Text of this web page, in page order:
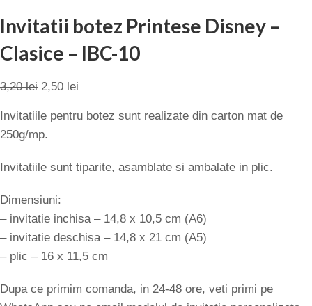
Invitatii botez Printese Disney –
Clasice – IBC-10
3,20lei 2,50 lei
Invitatiile pentru botez sunt realizate din carton mat de
250g/mp.
Invitatiile sunt tiparite, asamblate si ambalate in plic.
Dimensiuni:
– invitatie inchisa – 14,8 x 10,5 cm (A6)
– invitatie deschisa – 14,8 x 21 cm (A5)
– plic – 16 x 11,5 cm
Dupa ce primim comanda, in 24-48 ore, veti primi pe